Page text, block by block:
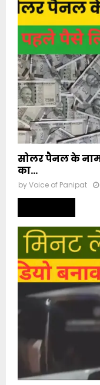
सोलर पैनल के नाम
का...
byVoice of Panipat